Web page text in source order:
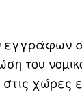
του
χώρες